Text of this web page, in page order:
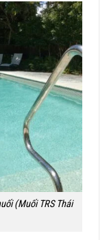
(Muối TRS Thái